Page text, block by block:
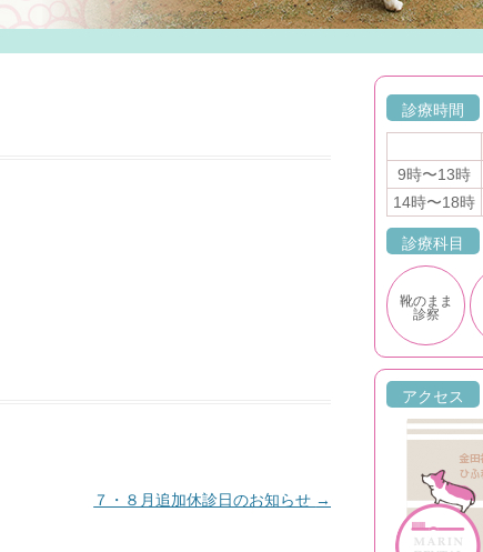
７・８月追加休診日のお知らせ →
診療時間
9時〜13時
14時〜18時
診療科目
靴のまま
診察
アクセス